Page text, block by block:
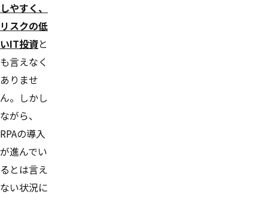
しやすく、
リスクの低
いIT投資と
も言えなく
ありませ
ん。しかし
ながら、
RPAの導入
が進んでい
るとは言え
ない状況に